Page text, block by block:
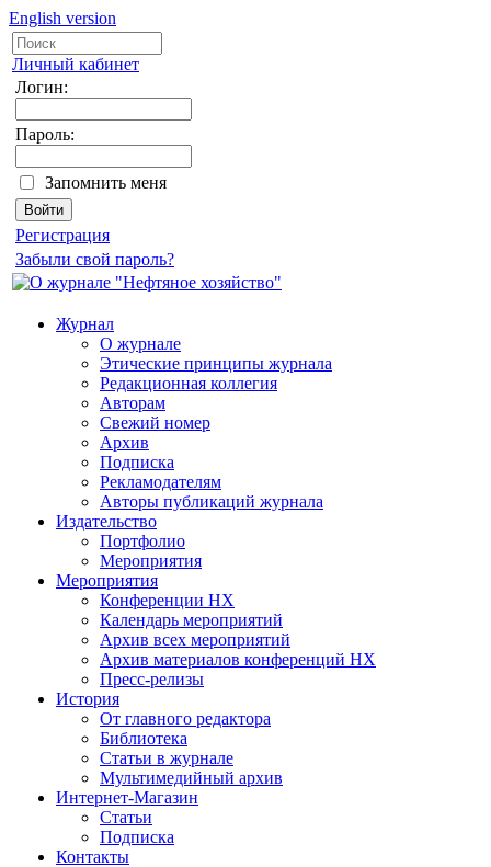
English version
Личный кабинет
Логин:
Пароль:
Запомнить меня
Регистрация
Забыли свой пароль?
Журнал
О журнале
Этические принципы журнала
Редакционная коллегия
Авторам
Свежий номер
Архив
Подписка
Рекламодателям
Авторы публикаций журнала
Издательство
Портфолио
Мероприятия
Мероприятия
Конференции НХ
Календарь мероприятий
Архив всех мероприятий
Архив материалов конференций НХ
Пресс-релизы
История
От главного редактора
Библиотека
Статьи в журнале
Мультимедийный архив
Интернет-Магазин
Статьи
Подписка
Контакты